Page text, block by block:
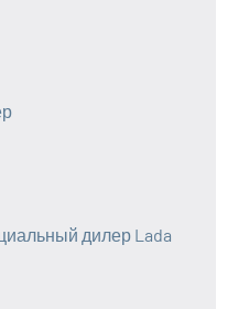
дилер Lada